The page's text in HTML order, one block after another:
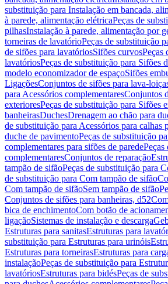
substituição para Instalação em bancada,
à parede, alimentação elétricaPeças de
pilhasInstalação à parede, alimentação por
torneiras de lavatórioPeças de substituição
de sifões para lavatóriosSifões curvosPeças
lavatóriosPeças de substituição para Sifões
modelo economizador de espaçoSifões
LigaçõesConjuntos de sifões para lava-
para Acessórios complementaresConjuntos
exterioresPeças de substituição para Sifões
banheirasDuchesDrenagem ao chão para
de substituição para Acessórios para calhas
duche de pavimentoPeças de substituição
complementares para sifões de paredePeças
complementaresConjuntos de reparação
tampão de sifãoPeças de substituição para
de substituição para Com tampão de sifão
Com tampão de sifãoSem tampão de sifão
Conjuntos de sifões para banheiras, d52
bica de enchimentoCom botão de
ligaçãoSistemas de instalação e descarga
Estruturas para sanitasEstruturas para
substituição para Estruturas para urinóis
Estruturas para torneirasEstruturas para
instalaçãoPeças de substituição para
lavatóriosEstruturas para bidésPeças de